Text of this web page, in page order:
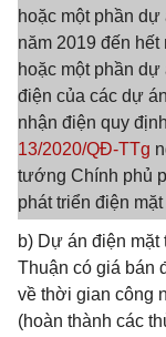
hoặc một phần
năm 2019 đến
hoặc một phần
điện của các dự
nhận điện quy
13/2020/QĐ-TTg
tướng Chính phủ
phát triển điện
b) Dự án điện
Thuận có giá bán
về thời gian công
(hoàn thành các